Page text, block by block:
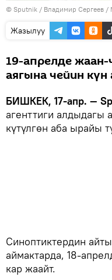
© Sputnik / Владимир Сергеев /
Жазылуу
19-апрелде
аягына чейин күн
БИШКЕК, 17-апр. —
агенттиги алдыдагы
күтүлгөн аба ырайы
Синоптиктердин
аймактарда, 18-
кар жаайт.